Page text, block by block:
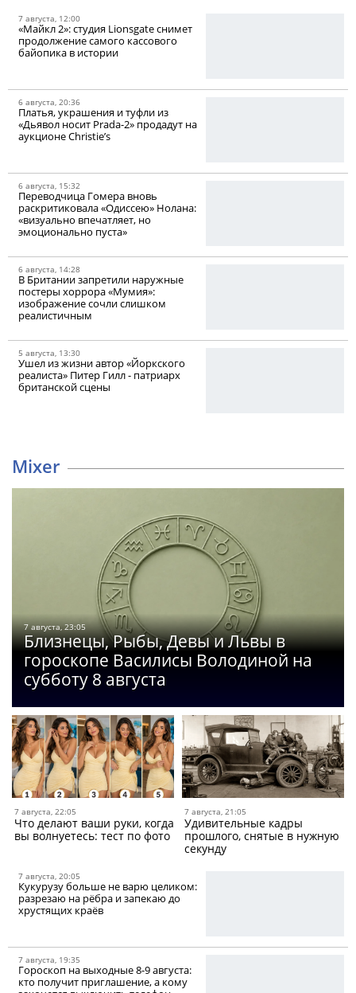
7 августа, 12:00
«Майкл 2»: студия Lionsgate снимет
продолжение самого кассового
байопика в истории
6 августа, 20:36
Платья, украшения и туфли из
«Дьявол носит Prada-2» продадут на
аукционе Christie’s
6 августа, 15:32
Переводчица Гомера вновь
раскритиковала «Одиссею» Нолана:
«визуально впечатляет, но
эмоционально пуста»
6 августа, 14:28
В Британии запретили наружные
постеры хоррора «Мумия»:
изображение сочли слишком
реалистичным
5 августа, 13:30
Ушел из жизни автор «Йоркского
реалиста» Питер Гилл - патриарх
британской сцены
Mixer
7 августа, 23:05
Близнецы, Рыбы, Девы и Львы в
гороскопе Василисы Володиной на
субботу 8 августа
7 августа, 22:05
Что делают ваши руки, когда
вы волнуетесь: тест по фото
7 августа, 21:05
Удивительные кадры
прошлого, снятые в нужную
секунду
7 августа, 20:05
Кукурузу больше не варю целиком:
разрезаю на рёбра и запекаю до
хрустящих краёв
7 августа, 19:35
Гороскоп на выходные 8-9 августа:
кто получит приглашение, а кому